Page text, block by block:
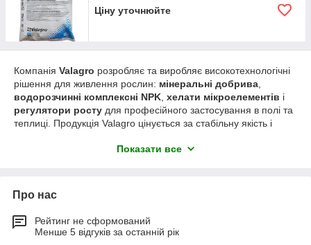
Ціну уточнюйте
Компанія Valagro розробляє та виробляє високотехнологічні
рішення для живлення рослин: мінеральні добрива
водорозчинні комплексні NPK хелати мікроелементів і
регулятори росту для професійного застосування в полі та
теплиці. Продукція Valagro цінується за стабільну якість і
за збалансоване співвідношення ціна/результат.
офісі компанії. Якщо підкажете культуру та фазу розвитку,
внесення.
Показати все
Про нас
Рейтинг не сформований
Менше 5 відгуків за останній рік